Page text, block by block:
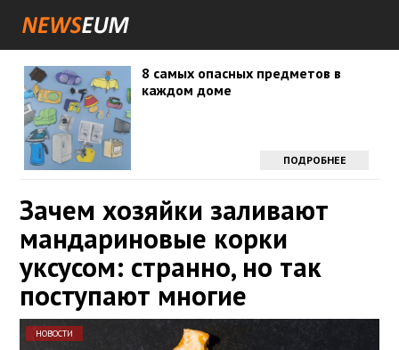
8 самых опасных предметов в
каждом доме
ПОДРОБНЕЕ
Зачем хозяйки заливают
мандариновые корки
уксусом: странно, но так
поступают многие
НОВОСТИ